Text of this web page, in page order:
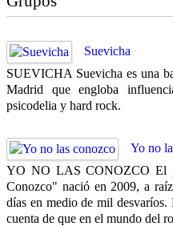
Suevicha
SUEVICHA Suevicha es una
Madrid que engloba
psicodelia y hard rock.
Yo no
YO NO LAS CONOZCO El
Conozco" nació en 2009, a
días en medio de mil desvaríos.
cuenta de que en el mundo del